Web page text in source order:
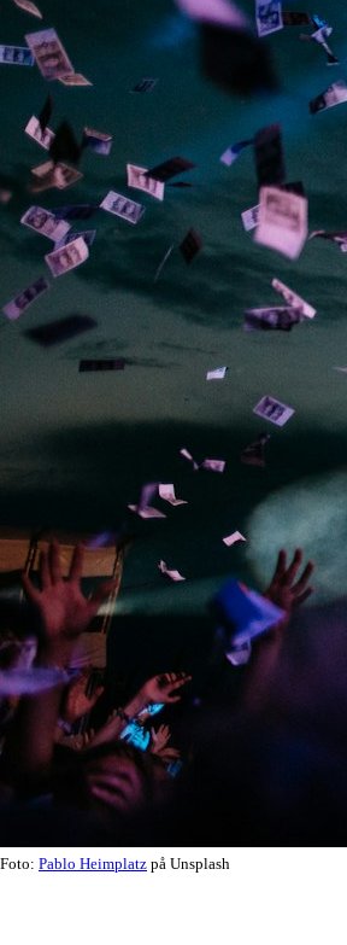
Foto: Pablo Heimplatz på Unsplash